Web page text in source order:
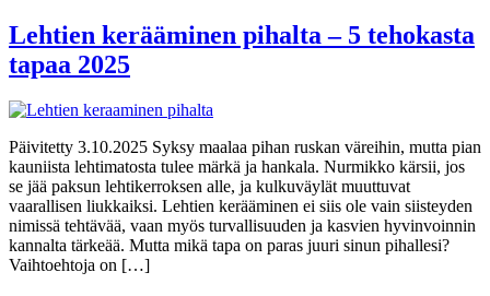
Lehtien kerääminen pihalta – 5 tehokasta
tapaa 2025
Päivitetty 3.10.2025 Syksy maalaa pihan ruskan väreihin, mutta pian
kauniista lehtimatosta tulee märkä ja hankala. Nurmikko kärsii, jos
se jää paksun lehtikerroksen alle, ja kulkuväylät muuttuvat
vaarallisen liukkaiksi. Lehtien kerääminen ei siis ole vain siisteyden
nimissä tehtävää, vaan myös turvallisuuden ja kasvien hyvinvoinnin
kannalta tärkeää. Mutta mikä tapa on paras juuri sinun pihallesi?
Vaihtoehtoja on […]